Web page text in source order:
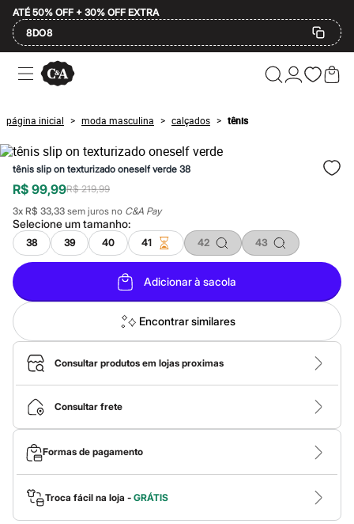
ATÉ 50% OFF + 30% OFF EXTRA
8DO8
Ofertas
Compre por Departamento
Masculino
Infantil
Calçados
Mindse7
Plus Size
Até 20% off
Até 40% off
Até 60% off
A partir de 60% off
Feminino
Em alta
Inverno
Alfaiataria
Novidades
Roupas
Blusas e Camisetas
Básicos
Calças
Casacos e Jaquetas
Jeans
Macacões
Saias
Shorts e Bermudas
Vestidos
Acessórios
Bolsas
Bonés e Chapéus
Bijoux
Cintos
página inicial > moda masculina > calçados > tênis
tênis slip on texturizado oneself verde 38
R$ 99,99R$ 219,99
3x R$ 33,33 sem juros no C&A Pay
Selecione umtamanho:
38 39 40 41 42 43
Adicionar à sacola
Encontrar similares
Consultar produtos em lojas proximas
Consultar frete
Formas de pagamento
Troca fácil na loja - GRÁTIS